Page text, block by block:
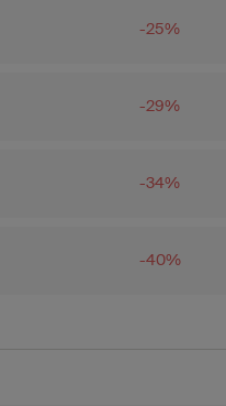
-25%
-29%
-34%
-40%